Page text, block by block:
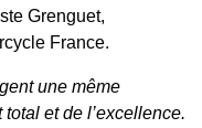
Grenguet,
France.
une même
et de l’excellence.